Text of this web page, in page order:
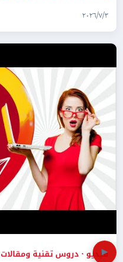
٣‏/٧‏/٢٠٢٦
▶
فيديو · دروس تقنية ومقالات